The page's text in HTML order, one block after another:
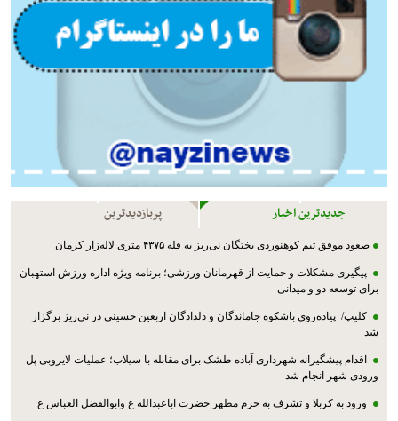
جدیدترین اخبار پربازدیدترین
صعود موفق تیم کوهنوردی بختگان نی‌ریز به قله ۴۳۷۵ متری لاله‌زار کرمان
پیگیری مشکلات و حمایت از قهرمانان ورزشی؛ برنامه ویژه اداره ورزش استهبان
برای توسعه دو و میدانی
کلیپ/ پیاده‌روی باشکوه جاماندگان و دلدادگان اربعین حسینی در نی‌ریز برگزار
شد
اقدام پیشگیرانه شهرداری آباده طشک برای مقابله با سیلاب؛ عملیات لایروبی پل
ورودی شهر انجام شد
ورود به کربلا و تشرف به حرم مطهر حضرت اباعبدالله ع وابوالفضل العباس ع